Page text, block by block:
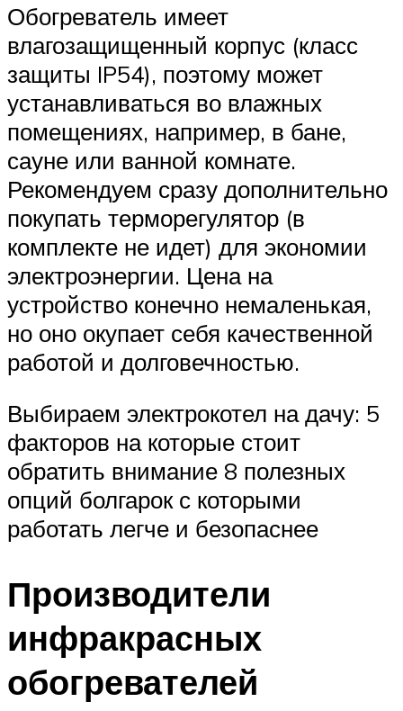
Обогреватель имеет
влагозащищенный корпус (класс
защиты IP54), поэтому может
устанавливаться во влажных
помещениях, например, в бане,
сауне или ванной комнате.
Рекомендуем сразу дополнительно
покупать терморегулятор (в
комплекте не идет) для экономии
электроэнергии. Цена на
устройство конечно немаленькая,
но оно окупает себя качественной
работой и долговечностью.
Выбираем электрокотел на дачу: 5
факторов на которые стоит
обратить внимание 8 полезных
опций болгарок с которыми
работать легче и безопаснее
Производители
инфракрасных
обогревателей